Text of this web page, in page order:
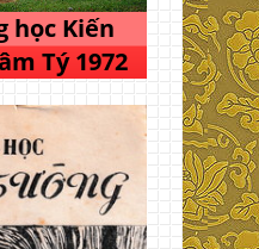
học Kiến
Tý 1972